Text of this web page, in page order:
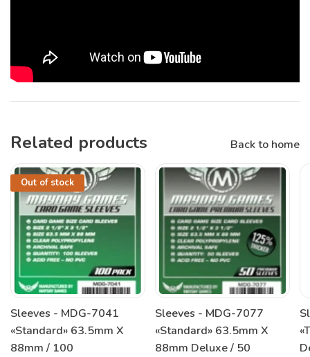
Related products Back to home
Out of stock
Sleeves - MDG-7041
«Standard» 63.5mm X
88mm / 100
Sleeves - MDG-7077
«Standard» 63.5mm X
88mm Deluxe / 50